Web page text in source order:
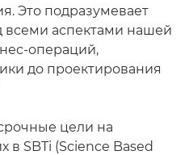
Это подразумевает
всеми аспектами нашей
операций,
до проектирования
цели на
в SBTi (Science Based